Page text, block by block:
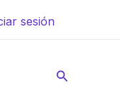
sesión
Buscar